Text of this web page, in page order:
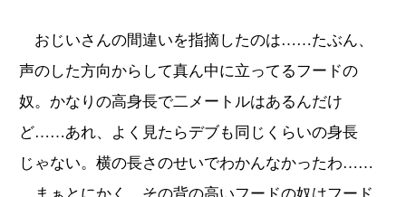
おじいさんの間違いを指摘したのは……たぶん、
声のした方向からして真ん中に立ってるフードの
奴。かなりの高身長で二メートルはあるんだけ
ど……あれ、よく見たらデブも同じくらいの身長
じゃない。横の長さのせいでわかんなかったわ……